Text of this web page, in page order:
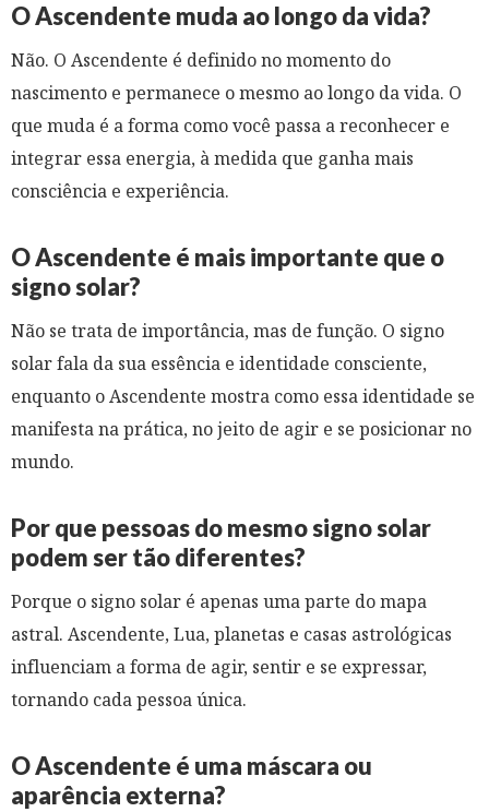
O Ascendente muda ao longo da vida?
Não. O Ascendente é definido no momento do
nascimento e permanece o mesmo ao longo da vida. O
que muda é a forma como você passa a reconhecer e
integrar essa energia, à medida que ganha mais
consciência e experiência.
O Ascendente é mais importante que o
signo solar?
Não se trata de importância, mas de função. O signo
solar fala da sua essência e identidade consciente,
enquanto o Ascendente mostra como essa identidade se
manifesta na prática, no jeito de agir e se posicionar no
mundo.
Por que pessoas do mesmo signo solar
podem ser tão diferentes?
Porque o signo solar é apenas uma parte do mapa
astral. Ascendente, Lua, planetas e casas astrológicas
influenciam a forma de agir, sentir e se expressar,
tornando cada pessoa única.
O Ascendente é uma máscara ou
aparência externa?